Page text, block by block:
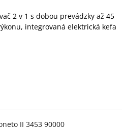
2 v 1 s dobou prevádzky až 45
integrovaná elektrická kefa
II 3453 90000